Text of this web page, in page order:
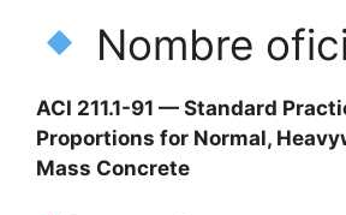
Nombre
ACI 211.1-91 — Standard
Proportions for Normal,
Mass Concrete